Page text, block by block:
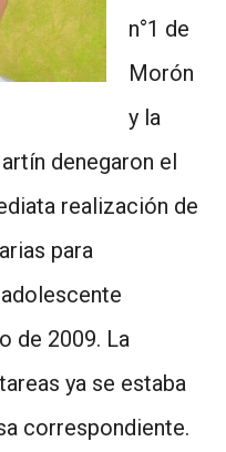
n°1 de
Morón
y la
denegaron el
realización de
para
de 2009. La
ya se estaba
correspondiente.